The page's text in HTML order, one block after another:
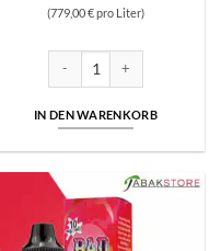
(779,00 € pro Liter)
IN DEN WARENKORB